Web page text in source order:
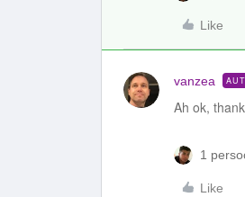
Like
vanzea
Ah ok,
1
Like